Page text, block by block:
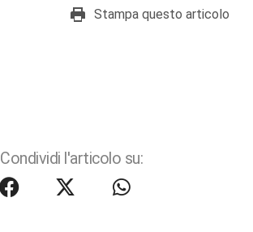
Stampa questo articolo
Condividi l'articolo su: